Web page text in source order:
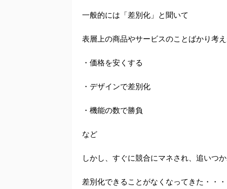
一般的には「差別化」と聞いて
表層上の商品やサービスのことばかり考
・価格を安くする
・デザインで差別化
・機能の数で勝負
など
しかし、すぐに競合にマネされ、追いつ
差別化できることがなくなってきた・・・